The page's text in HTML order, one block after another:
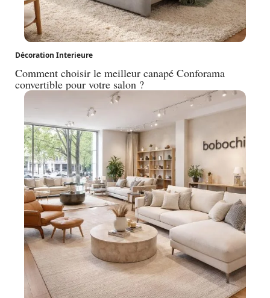
Décoration Interieure
Comment choisir le meilleur canapé Conforama
convertible pour votre salon ?